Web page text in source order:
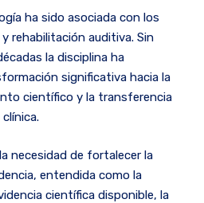
ha sido asociada con los
rehabilitación auditiva. Sin
la disciplina ha
significativa hacia la
científico y la transferencia
necesidad de fortalecer la
entendida como la
científica disponible, la